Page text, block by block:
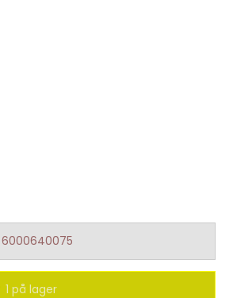
6000640075
1 på lager